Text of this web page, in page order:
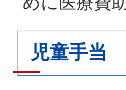
児童手当